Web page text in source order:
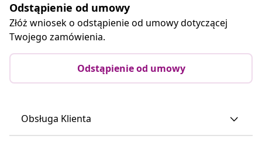
Odstąpienie od umowy
Złóż wniosek o odstąpienie od umowy dotyczącej
Twojego zamówienia.
Odstąpienie od umowy
Obsługa Klienta